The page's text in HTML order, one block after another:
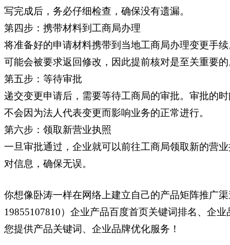
写完成后，务必仔细检查，确保没有遗漏。
第四步：携带材料到工商局办理
将准备好的申请材料携带到当地工商局办理变更手
可能会被要求返回修改，因此提前核对是至关重要
第五步：等待审批
递交变更申请后，需要等待工商局的审批。审批的
不会因为法人代表变更而影响业务的正常进行。
第六步：领取新营业执照
一旦审批通过，企业就可以前往工商局领取新的营
对信息，确保无误。
你想像卧涛一样在网络上建立自己的产品矩阵推广
19855107810）企业产品百度首页关键词排名、企
您提供产品关键词、企业品牌优化服务！